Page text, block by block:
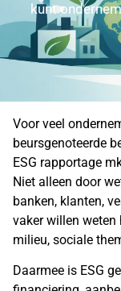
kunt
Voor veel
beursgenoteerde
ESG rapportage
Niet alleen door
banken, klanten,
vaker willen
milieu, sociale
Daarmee is ESG